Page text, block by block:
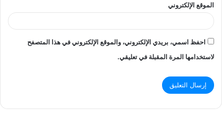
الموقع الإلكتروني
احفظ اسمي، بريدي الإلكتروني، والموقع الإلكتروني في هذا المتصفح
لاستخدامها المرة المقبلة في تعليقي.